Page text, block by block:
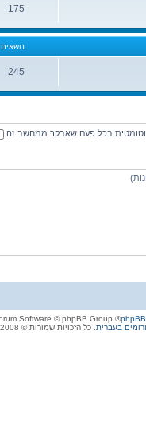
175
נושאים
נושאים
245
נושאים
בכל פעם שאבקר ממחשב זה
phpBB
® Forum Software © phpBB Group
. כל הזכויות שמורות © 2008 - phpBB.co.il.